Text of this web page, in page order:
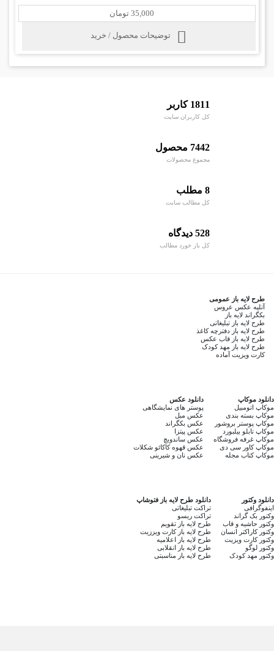
35,000 تومان
توضیحات محصول / خرید
1811 کاربر
کل کاربران سایت
7442 محصول
مجموع محصولات
8 مطلب
کل مطالب سایت
528 دیدگاه
کل باز خورد مطالب
طرح لایه باز عمومی
آتلیه عکس عروس
بکگراند لایه باز
طرح لایه باز تبلیغاتی
طرح لایه باز دفترچه کاغذ
طرح لایه باز قاب عکس
طرح لایه باز مهد کودک
کارت ویزیت آماده
دانلود موکاپ
موکاپ اتومبیل
موکاپ بسته بندی
موکاپ پوستر بروشور
موکاپ تابلو بیلبورد
موکاپ غرفه فروشگاه
موکاپ کاور سی دی
موکاپ کتاب مجله
دانلود عکس
پوستر های نمایشگاهی
عکس مبل
عکس بکگراند
عکس پیتزا
عکس ساندویچ
عکس قهوه کاکائو شکلات
عکس نان و شیرینی
دانلود وکتور
اینفوگرافی
وکتور بک گراند
وکتور حاشیه و قاب
وکتور کاراکتر انسان
وکتور کارت ویزیت
وکتور لوگو
وکتور مهد کودک
دانلود طرح لایه باز فتوشاپ
تراکت تبلیغاتی
تراکت ریسو
طرح لایه باز تقویم
طرح لایه باز کارت ویززیت
طرح لایه باز اعلامیه
طرح لایه باز انقلابی
طرح لایه باز مناسبتی